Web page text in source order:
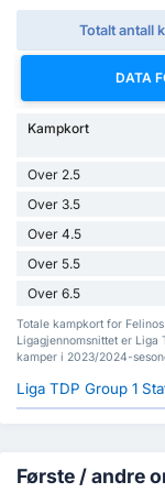
Totalt antall
DATA
Kampkort
Over 2.5
Over 3.5
Over 4.5
Over 5.5
Over 6.5
Totale kampkort for
Ligagjennomsnittet er Liga
kamper i 2023/2024-
Liga TDP Group 1
Første / andre